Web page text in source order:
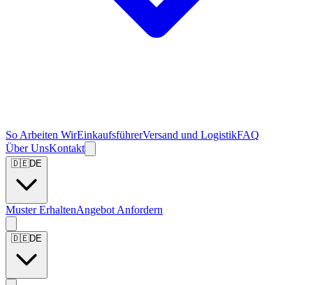
So Arbeiten WirEinkaufsführerVersand und LogistikFAQ
Über UnsKontakt
🇩🇪DE
Muster ErhaltenAngebot Anfordern
🇩🇪DE